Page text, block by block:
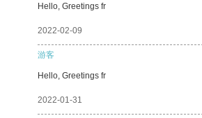
Hello, Greetings fr
2022-02-09
游客
Hello, Greetings fr
2022-01-31